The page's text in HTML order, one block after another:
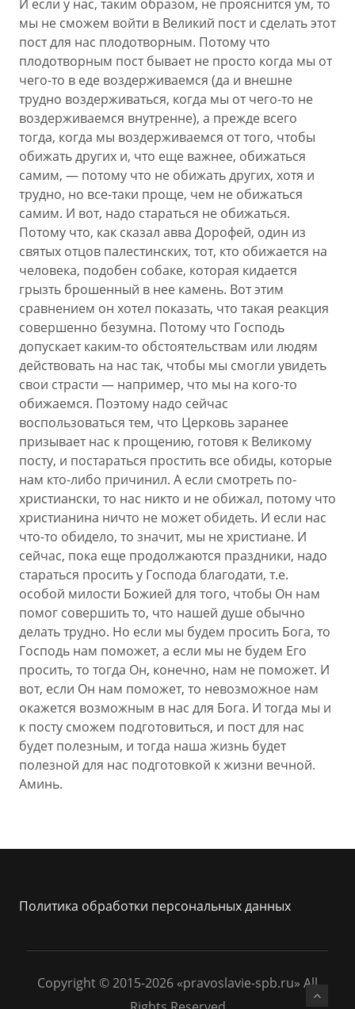
И если у нас, таким образом, не прояснится ум, то
мы не сможем войти в Великий пост и сделать этот
пост для нас плодотворным. Потому что
плодотворным пост бывает не просто когда мы от
чего-то в еде воздерживаемся (да и внешне
трудно воздерживаться, когда мы от чего-то не
воздерживаемся внутренне), а прежде всего
тогда, когда мы воздерживаемся от того, чтобы
обижать других и, что еще важнее, обижаться
самим, — потому что не обижать других, хотя и
трудно, но все-таки проще, чем не обижаться
самим. И вот, надо стараться не обижаться.
Потому что, как сказал авва Дорофей, один из
святых отцов палестинских, тот, кто обижается на
человека, подобен собаке, которая кидается
грызть брошенный в нее камень. Вот этим
сравнением он хотел показать, что такая реакция
совершенно безумна. Потому что Господь
допускает каким-то обстоятельствам или людям
действовать на нас так, чтобы мы смогли увидеть
свои страсти — например, что мы на кого-то
обижаемся. Поэтому надо сейчас
воспользоваться тем, что Церковь заранее
призывает нас к прощению, готовя к Великому
посту, и постараться простить все обиды, которые
нам кто-либо причинил. А если смотреть по-
христиански, то нас никто и не обижал, потому что
христианина ничто не может обидеть. И если нас
что-то обидело, то значит, мы не христиане. И
сейчас, пока еще продолжаются праздники, надо
стараться просить у Господа благодати, т.е.
особой милости Божией для того, чтобы Он нам
помог совершить то, что нашей душе обычно
делать трудно. Но если мы будем просить Бога, то
Господь нам поможет, а если мы не будем Его
просить, то тогда Он, конечно, нам не поможет. И
вот, если Он нам поможет, то невозможное нам
окажется возможным в нас для Бога. И тогда мы и
к посту сможем подготовиться, и пост для нас
будет полезным, и тогда наша жизнь будет
полезной для нас подготовкой к жизни вечной.
Аминь.
Политика обработки персональных данных
Copyright © 2015-2026 «pravoslavie-spb.ru» All